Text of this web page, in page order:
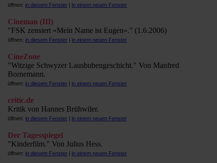
öffnen: in diesem Fenster | in einem neuen Fenster
Cineman (III)
"FSK zensiert «Mein Name ist Eugen»." (1.6.2006)
öffnen: in diesem Fenster | in einem neuen Fenster
CineZone
"Witzige Schwyzer Lausbubengeschicht." Von Manfred
Bornemann.
öffnen: in diesem Fenster | in einem neuen Fenster
critic.de
Kritik von Hannes Brühwiler.
öffnen: in diesem Fenster | in einem neuen Fenster
Der Tagesspiegel
"Kinderfilm." Von Julius Hess.
öffnen: in diesem Fenster | in einem neuen Fenster